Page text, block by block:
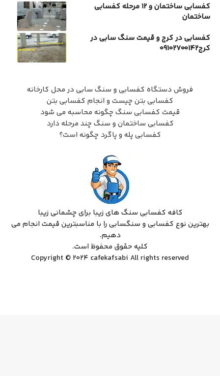
کفسابی ساختمان و ۱۲ مرحله کفسابی
ساختمان
کفسابی در کرج و قیمت سنگ سابی در
کرج۰۹۱۰۲۷۰۰۱۴۲
فروش دستگاه کفسابی و سنگ سابی در محل کارخانه
کفسابی بتن چیست و انجام کفسابی بتن
قیمت کفسابی سنگ چگونه محاسبه می شود
کفسابی ساختمان و سنگ چند مرحله دارد
کفسابی پله و پاگرد چگونه است؟
کافه کفسابی سنگ های زیبا برای چشمانی زیبا
بهترین نوع کفسابی و سنگسابی را با مناسبترین قیمت انجام می
دهیم.
کلیه حقوق محفوظ است.
Copyright © 2024 cafekafsabi All rights reserved